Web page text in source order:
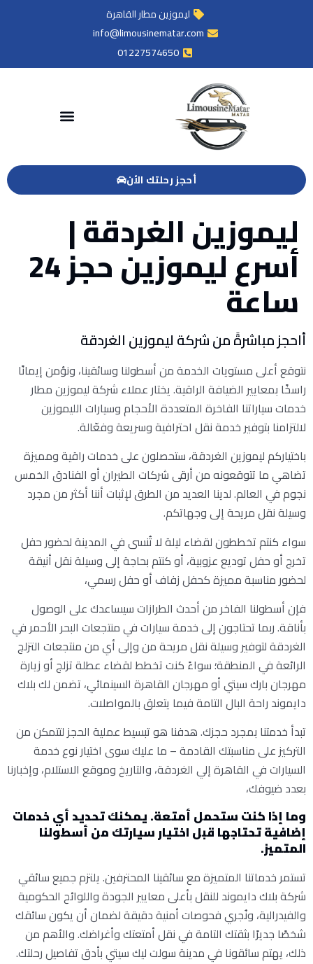
ليموزين مطار القاهرة
info@limousinematar.com
01227574650
أحجز رحلتك الأن
ليموزين الغردقة |
أسرع ليموزين حجز 24
ساعة
أاحجز مباشرةً من شركة ليموزين الغردقة
نتوقع أعلى مستويات الخدمة من أسطولنا وسائقينا، ونؤمن إيمانًا
راسخًا بمعايير الضيافة الراقية. يختار عملاء شركة ليموزين مطار
خدمات سياراتنا الفاخرة المتعددة الأحجام وسيارات الليموزين
لالتزامنا بتوفير خدمة نقل احترافية وسريعة وفعّالة.
باختياركم ليموزين الغردقة، ستحصلون على خدمات راقية ومميزة
تضاهي ما تتوقعونه من أرقى شركات الطيران أو الفنادق الخمس
نجوم في العالم. لدينا العديد من الطرق لإثبات أننا أكثر من مجرد
وسيلة نقل مريحة إلى وجهاتكم.
سواء كنتم تخططون لقضاء ليلة لا تُنسى في المدينة لحضور حفل
تخرج أو حفل توديع عزوبية، أو كنتم بحاجة إلى وسيلة نقل أنيقة
لحضور مناسبة مميزة كحفل زفاف أو حفل رسمي،
فإن أسطولنا الفاخر من أحدث الطرازات سيساعدك على الوصول
بأناقة. ربما تحتاجون إلى خدمة سيارات في منتجعات البحر الأحمر في
الغردقة لتوفير وسيلة نقل مريحة من وإلى أي من منتجعات التزلج
الرائعة في المنطقة؛ سواءً كنت تخطط لقضاء عطلة تزلج أو زيارة
مهرجان بارك سيتي أو مهرجان القاهرة السينمائي، تضمن لك بلاك
دايموند راحة البال التامة فيما يتعلق بالمواصلات.
تبدأ خدمتنا بمجرد حجزك. هدفنا هو تبسيط عملية الحجز لتتمكن من
التركيز على مناسبتك القادمة – ما عليك سوى اختيار نوع خدمة
السيارات في القاهرة إلي الغردقة، والتاريخ وموقع الاستلام، وإخبارنا
بعدد ضيوفك،
وما إذا كنت ستحمل أمتعة. يمكنك تحديد أي خدمات
إضافية تحتاجها قبل اختيار سيارتك من أسطولنا
المتميز.
تستمر خدماتنا المتميزة مع سائقينا المحترفين. يلتزم جميع سائقي
شركة بلاك دايموند للنقل بأعلى معايير الجودة واللوائح الحكومية
والفيدرالية، ونُجري فحوصات أمنية دقيقة لضمان أن يكون سائقك
شخصًا جديرًا بثقتك التامة في نقل أمتعتك وأغراضك. والأهم من
ذلك، يهتم سائقونا في مدينة سولت ليك سيتي بأدق تفاصيل رحلتك.